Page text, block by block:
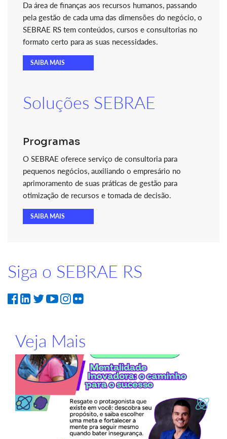
Da área de finanças aos recursos humanos, passando
pela gestão de cada uma das dimensões do negócio, o
SEBRAE RS tem conteúdos, cursos e consultorias no
formato certo para as suas necessidades.
SAIBA MAIS
Soluções SEBRAE
Programas
O SEBRAE oferece serviço de consultoria para
pequenos negócios, auxiliando o empresário no
aprimoramento de suas práticas de gestão para
otimização de recursos e tomada de decisão.
SAIBA MAIS
Siga o SEBRAE RS
Veja Mais